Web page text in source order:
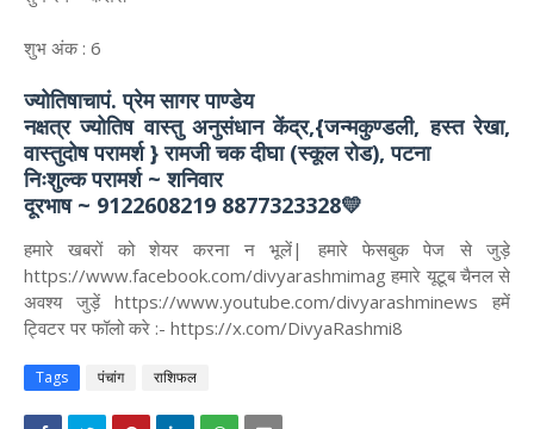
शुभ अंक : 6
ज्योतिषाचापं. प्रेम सागर पाण्डेय
नक्षत्र ज्योतिष वास्तु अनुसंधान केंद्र,{जन्मकुण्डली, हस्त रेखा,
वास्तुदोष परामर्श } रामजी चक दीघा (स्कूल रोड), पटना
निःशुल्क परामर्श ~ शनिवार
दूरभाष ~ 9122608219 8877323328💛
हमारे खबरों को शेयर करना न भूलें| हमारे फेसबुक पेज से जुड़े
https://www.facebook.com/divyarashmimag हमारे यूटूब चैनल से
अवश्य जुड़ें https://www.youtube.com/divyarashminews हमें
ट्विटर पर फॉलो करे :- https://x.com/DivyaRashmi8
Tags पंचांग राशिफल